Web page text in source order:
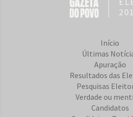
Início
Últimas
Apuração
Resultados das
Pesquisas
Verdade ou
Candidatos